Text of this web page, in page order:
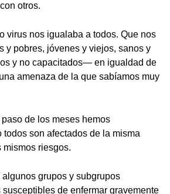
otros.
virus nos igualaba a todos. Que nos
y pobres, jóvenes y viejos, sanos y
y no capacitados— en igualdad de
amenaza de la que sabíamos muy
de los meses hemos
son afectados de la misma
mismos riesgos.
grupos y subgrupos
de enfermar gravemente